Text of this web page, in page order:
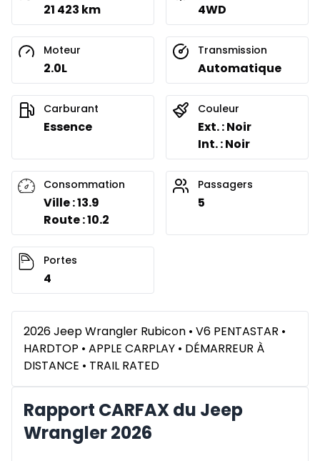
Financement sur 24 mois
Financement sur 24 mois
0.00 $ d'acompte • 8.99%
À partir de :
675$/Sem.
21 423 km 4WD
Moteur
2.0L
Transmission
Automatique
Carburant
Essence
Couleur
Ext. : Noir
Int. : Noir
Consommation
Ville : 13.9
Route : 10.2
Passagers
5
Portes
4
2026 Jeep Wrangler Rubicon • V6 PENTASTAR •
HARDTOP • APPLE CARPLAY • DÉMARREUR À
DISTANCE • TRAIL RATED
Rapport CARFAX du Jeep
Wrangler 2026